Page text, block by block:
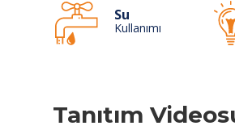
Su
Kullanımı
Tanıtım